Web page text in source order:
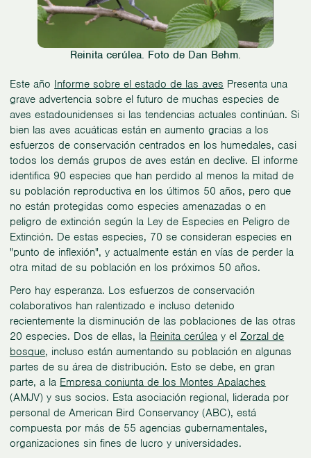
Reinita cerúlea. Foto de Dan Behm.
Este año Informe sobre el estado de las aves Presenta una
grave advertencia sobre el futuro de muchas especies de
aves estadounidenses si las tendencias actuales continúan. Si
bien las aves acuáticas están en aumento gracias a los
esfuerzos de conservación centrados en los humedales, casi
todos los demás grupos de aves están en declive. El informe
identifica 90 especies que han perdido al menos la mitad de
su población reproductiva en los últimos 50 años, pero que
no están protegidas como especies amenazadas o en
peligro de extinción según la Ley de Especies en Peligro de
Extinción. De estas especies, 70 se consideran especies en
"punto de inflexión", y actualmente están en vías de perder la
otra mitad de su población en los próximos 50 años.
Pero hay esperanza. Los esfuerzos de conservación
colaborativos han ralentizado e incluso detenido
recientemente la disminución de las poblaciones de las otras
20 especies. Dos de ellas, la Reinita cerúlea y elZorzal de
bosque, incluso están aumentando su población en algunas
partes de su área de distribución. Esto se debe, en gran
parte, a la Empresa conjunta de los Montes Apalaches
(AMJV) y sus socios. Esta asociación regional, liderada por
personal de American Bird Conservancy (ABC), está
compuesta por más de 55 agencias gubernamentales,
organizaciones sin fines de lucro y universidades.